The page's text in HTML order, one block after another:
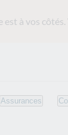
est à vos
Assurances